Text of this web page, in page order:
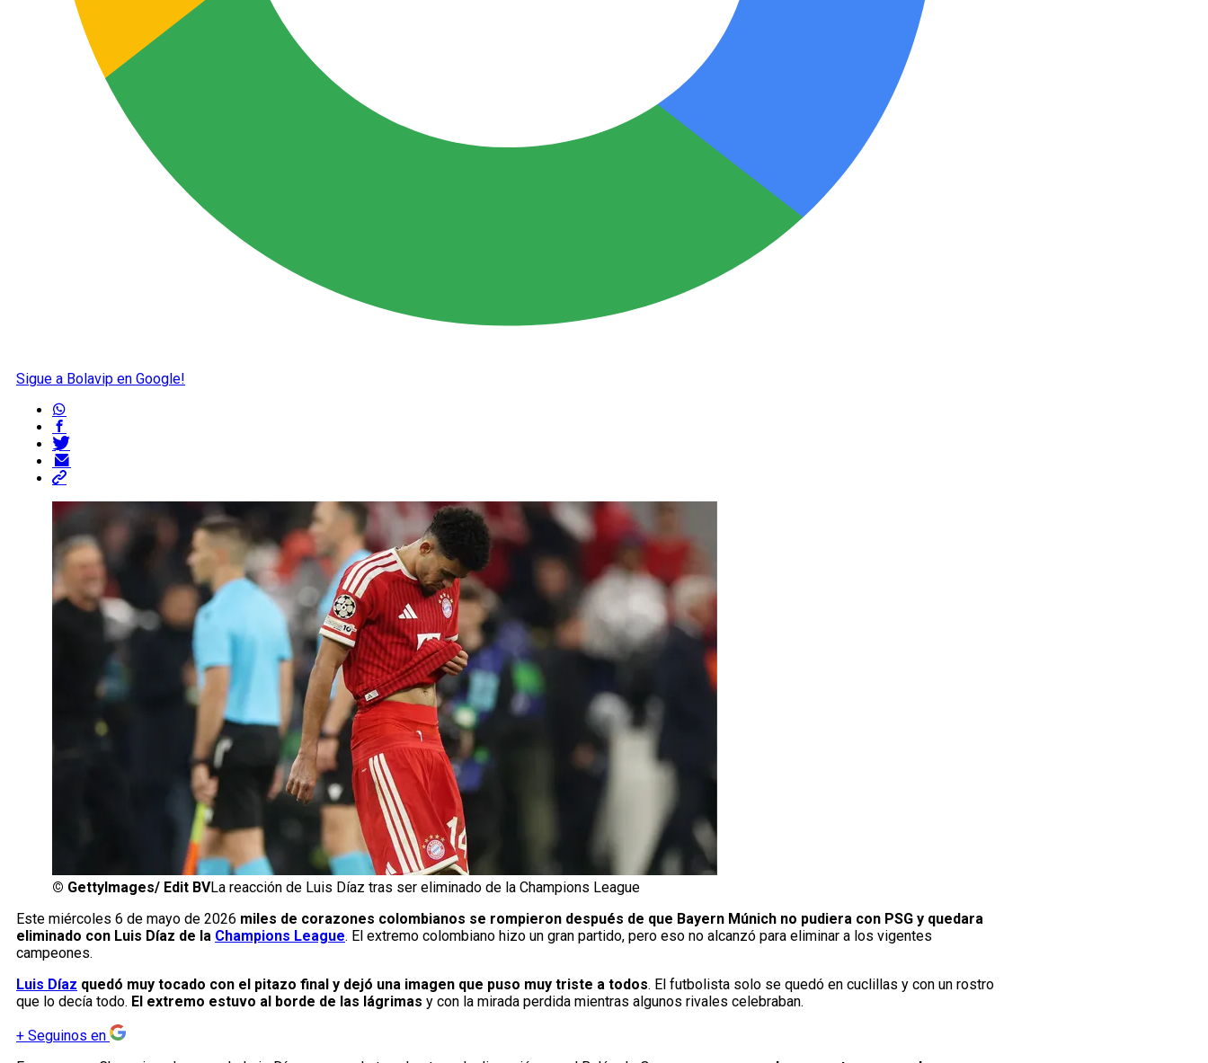
Sigue a Bolavip en Google!
© GettyImages/ Edit BVLa reacción de Luis Díaz tras ser eliminado de la Champions League
Este miércoles 6 de mayo de 2026 miles de corazones colombianos se rompieron después de que Bayern Múnich no pudiera con PSG y quedara
eliminado con Luis Díaz de la Champions League. El extremo colombiano hizo un gran partido, pero eso no alcanzó para eliminar a los vigentes
campeones.
Luis Díaz quedó muy tocado con el pitazo final y dejó una imagen que puso muy triste a todos. El futbolista solo se quedó en cuclillas y con un rostro
que lo decía todo. El extremo estuvo al borde de las lágrimas y con la mirada perdida mientras algunos rivales celebraban.
+ Seguinos en